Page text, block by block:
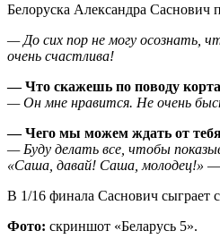
Белоруска Александра Саснович
— До сих пор не могу осознать,
очень счастлива!
— Что скажешь по поводу
— Он мне нравится. Не очень
— Чего мы можем ждать от
— Буду делать все, чтобы
«Саша, давай! Саша, молодец!» —
В 1/16 финала Cаснович сыграет
Фото: скриншот «Беларусь 5».